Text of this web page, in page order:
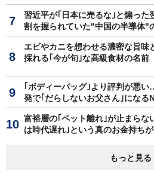
習近平が｢日本に売るな｣と煽っ
割を握られていた"中国の半導体"
エビやカニを想わせる濃密な旨
採れる｢今が旬｣な高級食材の名前
｢ボディーバッグ｣より評判が悪
発で｢だらしないお父さん｣になる
富裕層の｢ペット離れ｣が止まら
は時代遅れ｣という真のお金持ち
もっと見る